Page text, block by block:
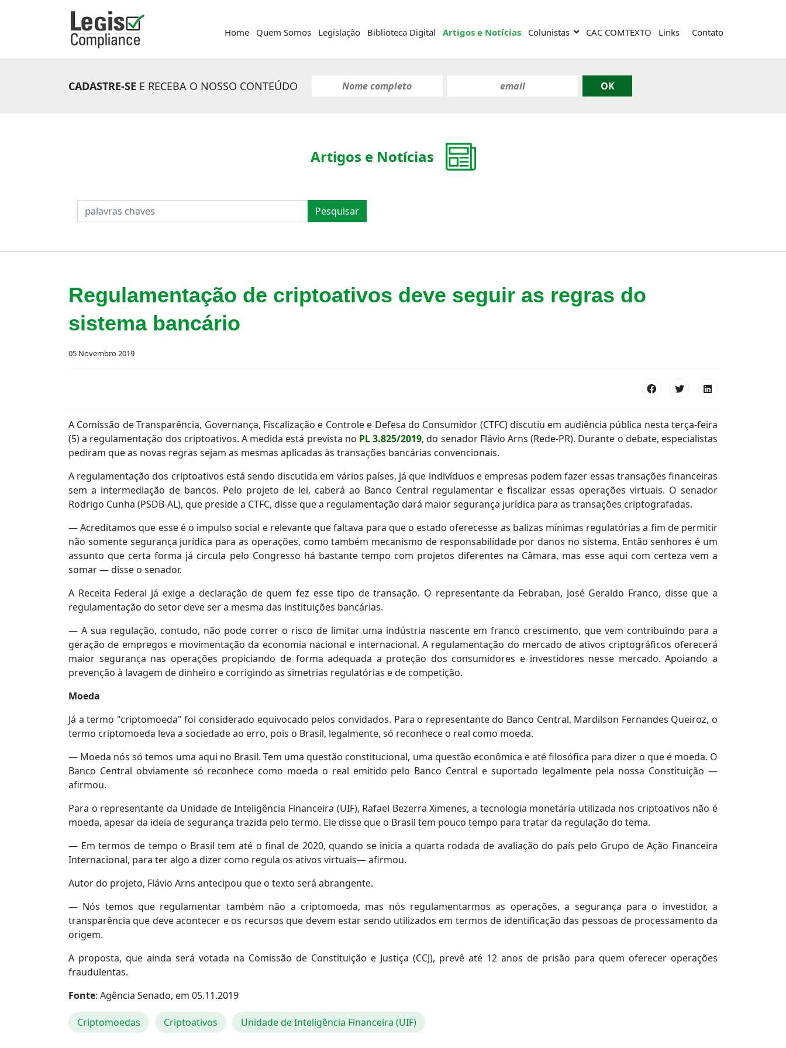
Home Quem Somos Legislação Biblioteca Digital Artigos e Notícias Colunistas CAC COMTEXTO Links Contato
CADASTRE-SE E RECEBA O NOSSO CONTEÚDO
PESQUISAR Pesquisar
Artigos e Notícias
Regulamentação de criptoativos deve seguir as regras do
sistema bancário
05 Novembro 2019
A Comissão de Transparência, Governança, Fiscalização e Controle e Defesa do Consumidor (CTFC) discutiu em audiência pública nesta terça-feira
(5) a regulamentação dos criptoativos. A medida está prevista no PL 3.825/2019, do senador Flávio Arns (Rede-PR). Durante o debate, especialistas
pediram que as novas regras sejam as mesmas aplicadas às transações bancárias convencionais.
A regulamentação dos criptoativos está sendo discutida em vários países, já que indivíduos e empresas podem fazer essas transações financeiras
sem a intermediação de bancos. Pelo projeto de lei, caberá ao Banco Central regulamentar e fiscalizar essas operações virtuais. O senador
Rodrigo Cunha (PSDB-AL), que preside a CTFC, disse que a regulamentação dará maior segurança jurídica para as transações criptografadas.
— Acreditamos que esse é o impulso social e relevante que faltava para que o estado oferecesse as balizas mínimas regulatórias a fim de permitir
não somente segurança jurídica para as operações, como também mecanismo de responsabilidade por danos no sistema. Então senhores é um
assunto que certa forma já circula pelo Congresso há bastante tempo com projetos diferentes na Câmara, mas esse aqui com certeza vem a
somar — disse o senador.
A Receita Federal já exige a declaração de quem fez esse tipo de transação. O representante da Febraban, José Geraldo Franco, disse que a
regulamentação do setor deve ser a mesma das instituições bancárias.
— A sua regulação, contudo, não pode correr o risco de limitar uma indústria nascente em franco crescimento, que vem contribuindo para a
geração de empregos e movimentação da economia nacional e internacional. A regulamentação do mercado de ativos criptográficos oferecerá
maior segurança nas operações propiciando de forma adequada a proteção dos consumidores e investidores nesse mercado. Apoiando a
prevenção à lavagem de dinheiro e corrigindo as simetrias regulatórias e de competição.
Moeda
Já a termo "criptomoeda" foi considerado equivocado pelos convidados. Para o representante do Banco Central, Mardilson Fernandes Queiroz, o
termo criptomoeda leva a sociedade ao erro, pois o Brasil, legalmente, só reconhece o real como moeda.
— Moeda nós só temos uma aqui no Brasil. Tem uma questão constitucional, uma questão econômica e até filosófica para dizer o que é moeda. O
Banco Central obviamente só reconhece como moeda o real emitido pelo Banco Central e suportado legalmente pela nossa Constituição —
afirmou.
Para o representante da Unidade de Inteligência Financeira (UIF), Rafael Bezerra Ximenes, a tecnologia monetária utilizada nos criptoativos não é
moeda, apesar da ideia de segurança trazida pelo termo. Ele disse que o Brasil tem pouco tempo para tratar da regulação do tema.
— Em termos de tempo o Brasil tem até o final de 2020, quando se inicia a quarta rodada de avaliação do país pelo Grupo de Ação Financeira
Internacional, para ter algo a dizer como regula os ativos virtuais— afirmou.
Autor do projeto, Flávio Arns antecipou que o texto será abrangente.
— Nós temos que regulamentar também não a criptomoeda, mas nós regulamentarmos as operações, a segurança para o investidor, a
transparência que deve acontecer e os recursos que devem estar sendo utilizados em termos de identificação das pessoas de processamento da
origem.
A proposta, que ainda será votada na Comissão de Constituição e Justiça (CCJ), prevê até 12 anos de prisão para quem oferecer operações
fraudulentas.
Fonte: Agência Senado, em 05.11.2019
Criptomoedas Criptoativos Unidade de Inteligência Financeira (UIF)